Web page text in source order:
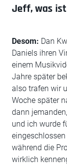
Jeff, was
Desom: Dan
Daniels ihren
einem
Jahre später
also trafen wir
Woche später
dann
und ich wurde
während die
wirklich